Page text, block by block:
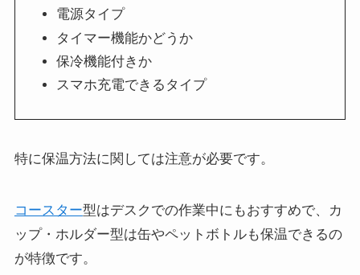
電源タイプ
タイマー機能かどうか
保冷機能付きか
スマホ充電できるタイプ
特に保温方法に関しては注意が必要です。
コースター型はデスクでの作業中にもおすすめで、カ
ップ・ホルダー型は缶やペットボトルも保温できるの
が特徴です。